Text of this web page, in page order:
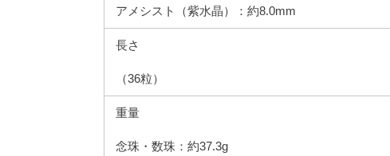
アメシスト（紫水晶）：約8.0mm
長さ
（36粒）
重量
念珠・数珠：約37.3g